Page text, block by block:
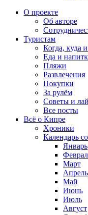
О проекте
Об авторе
Туристам
Когда, куда
Еда и
Пляжи
Развлечения
Покупки
За рулём
Советы и
Все посты
Всё о Кипре
Хроники
Календарь
Январь
Март
Апрель
Май
Июнь
Июль
Август